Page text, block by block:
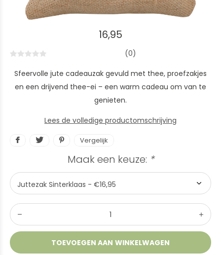
16,95
(0)
Sfeervolle jute cadeauzak gevuld met thee, proefzakjes
en een drijvend thee-ei – een warm cadeau om van te
genieten.
Lees de volledige productomschrijving
Vergelijk
Maak een keuze: *
TOEVOEGEN AAN WINKELWAGEN